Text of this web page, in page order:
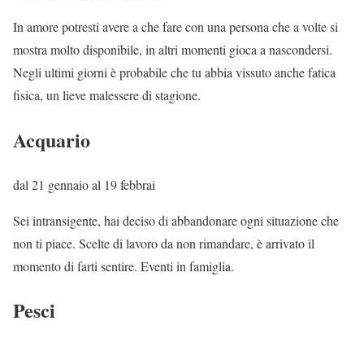
In amore potresti avere a che fare con una persona che a volte si
mostra molto disponibile, in altri momenti gioca a nascondersi.
Negli ultimi giorni è probabile che tu abbia vissuto anche fatica
fisica, un lieve malessere di stagione.
Acquario
dal 21 gennaio al 19 febbrai
Sei intransigente, hai deciso di abbandonare ogni situazione che
non ti piace. Scelte di lavoro da non rimandare, è arrivato il
momento di farti sentire. Eventi in famiglia.
Pesci